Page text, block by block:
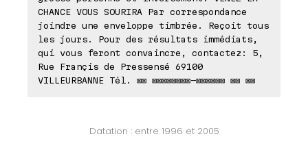
CHANCE VOUS SOURIRA Par correspondance
joindre une enveloppe timbrée. Reçoit tous
les jours. Pour des résultats immédiats,
qui vous feront convaincre, contactez: 5,
Rue Françis de Pressensé 69100
VILLEURBANNE Tél. ⊠⊠ ⊠⊠⊠⊠⊠⊠⊠⊠-⊠⊠⊠⊠⊠⊠ ⊠⊠ ⊠⊠
Datation : entre 1996 et 2005